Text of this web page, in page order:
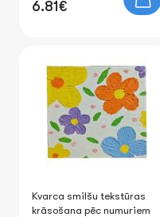
6.81€
Kvarca smilšu tekstūras
krāsošana pēc numuriem